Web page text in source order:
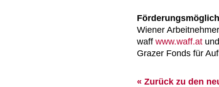
Wiener
waff www.waff.at und
Grazer Fonds für
« Zurück zu den